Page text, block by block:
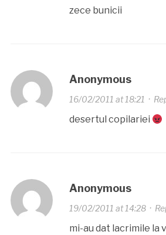
zece bunicii
Anonymous
16/02/2011 at 18:21 ·
desertul copilariei
Anonymous
19/02/2011 at 14:28·
mi-au dat lacrimile la